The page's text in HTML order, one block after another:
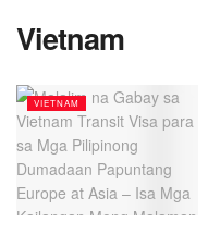
Vietnam
VIETNAM